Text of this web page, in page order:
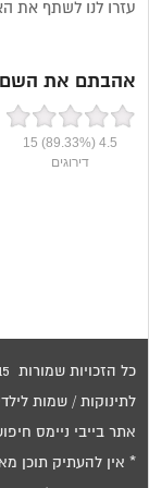
עזרו לנו לשתף את
אהבתם את השם
4.5
(89.33%)
15
דירוגים
לתינוקות / שמות
אתר בייבי ניימס
* אין להעתיק תוכן